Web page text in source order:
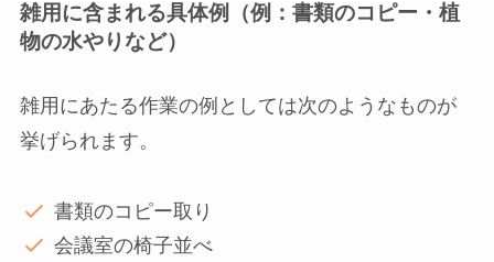
雑用に含まれる具体例（例：書類のコピー・植
物の水やりなど）
雑用にあたる作業の例としては次のようなものが
挙げられます。
書類のコピー取り
会議室の椅子並べ